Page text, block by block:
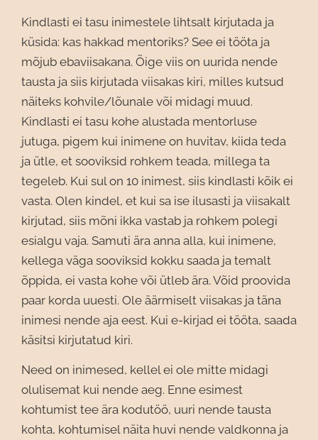
Kindlasti ei tasu inimestele lihtsalt kirjutada ja
küsida: kas hakkad mentoriks? See ei tööta ja
mõjub ebaviisakana. Õige viis on uurida nende
tausta ja siis kirjutada viisakas kiri, milles kutsud
näiteks kohvile/lõunale või midagi muud.
Kindlasti ei tasu kohe alustada mentorluse
jutuga, pigem kui inimene on huvitav, kiida teda
ja ütle, et sooviksid rohkem teada, millega ta
tegeleb. Kui sul on 10 inimest, siis kindlasti kõik ei
vasta. Olen kindel, et kui sa ise ilusasti ja viisakalt
kirjutad, siis mõni ikka vastab ja rohkem polegi
esialgu vaja. Samuti ära anna alla, kui inimene,
kellega väga sooviksid kokku saada ja temalt
õppida, ei vasta kohe või ütleb ära. Võid proovida
paar korda uuesti. Ole äärmiselt viisakas ja täna
inimesi nende aja eest. Kui e-kirjad ei tööta, saada
käsitsi kirjutatud kiri.
Need on inimesed, kellel ei ole mitte midagi
olulisemat kui nende aeg. Enne esimest
kohtumist tee ära kodutöö, uuri nende tausta
kohta, kohtumisel näita huvi nende valdkonna ja